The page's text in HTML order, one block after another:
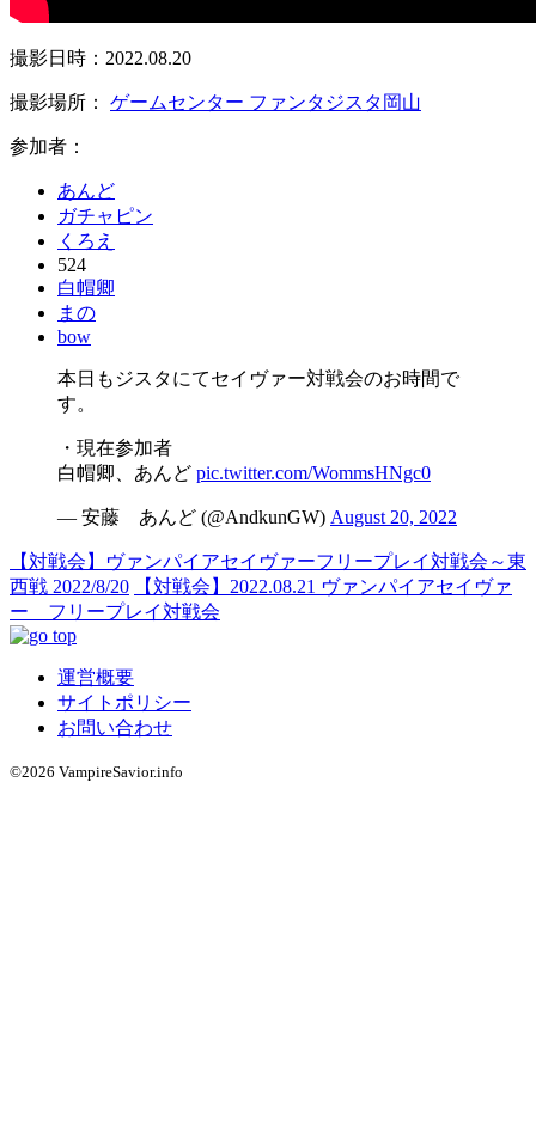
撮影日時：2022.08.20
撮影場所： ゲームセンター ファンタジスタ岡山
参加者：
あんど
ガチャピン
くろえ
524
白帽卿
まの
bow
本日もジスタにてセイヴァー対戦会のお時間で
す。
・現在参加者
白帽卿、あんど pic.twitter.com/WommsHNgc0
— 安藤 あんど (@AndkunGW) August 20, 2022
【対戦会】ヴァンパイアセイヴァーフリープレイ対戦会～東
西戦 2022/8/20
【対戦会】2022.08.21 ヴァンパイアセイヴァ
ー フリープレイ対戦会
運営概要
サイトポリシー
お問い合わせ
©2026 VampireSavior.info